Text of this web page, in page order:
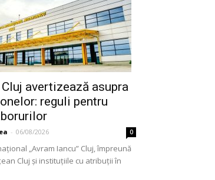
avertizează asupra
reguli pentru
- 06/08/2026 0
„Avram Iancu” Cluj, împreună
Cluj și instituțiile cu atribuții în